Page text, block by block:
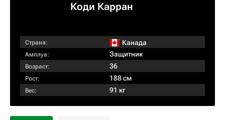
Коди Карран
Страна: Канада
Амплуа: Защитник
Возраст: 36
Рост: 188 см
Вес: 91 кг